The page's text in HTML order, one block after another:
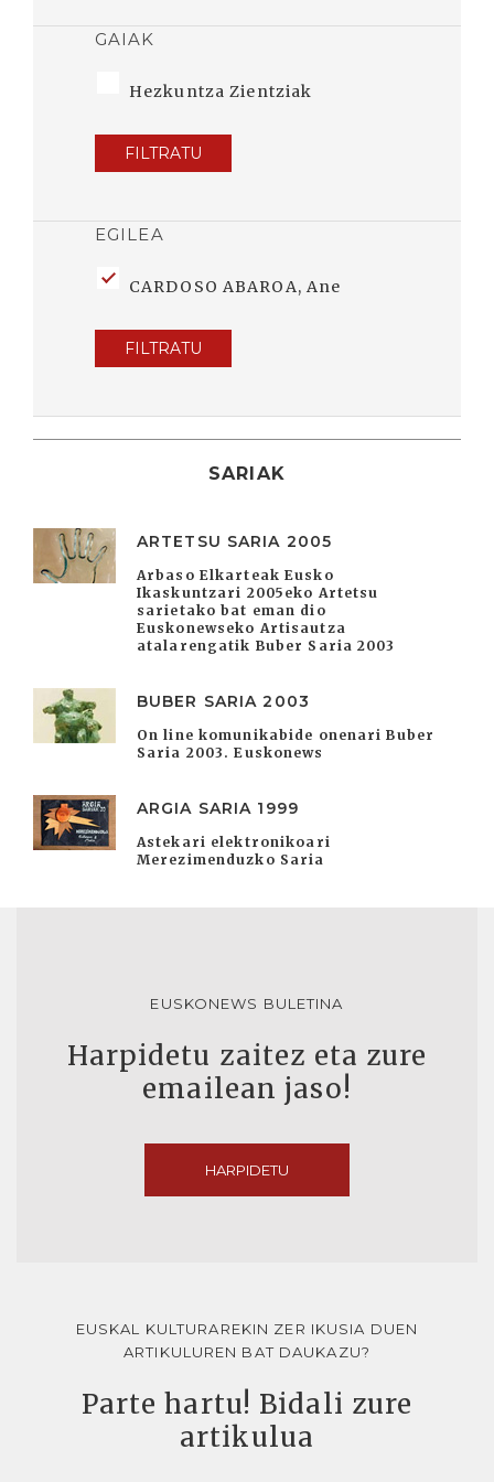
GAIAK
Hezkuntza Zientziak
FILTRATU
EGILEA
CARDOSO ABAROA, Ane
FILTRATU
SARIAK
ARTETSU SARIA 2005
Arbaso Elkarteak Eusko
Ikaskuntzari 2005eko Artetsu
sarietako bat eman dio
Euskonewseko Artisautza
atalarengatik Buber Saria 2003
BUBER SARIA 2003
On line komunikabide onenari Buber
Saria 2003. Euskonews
ARGIA SARIA 1999
Astekari elektronikoari
Merezimenduzko Saria
EUSKONEWS BULETINA
Harpidetu zaitez eta zure
emailean jaso!
HARPIDETU
EUSKAL KULTURAREKIN ZER IKUSIA DUEN
ARTIKULUREN BAT DAUKAZU?
Parte hartu! Bidali zure
artikulua